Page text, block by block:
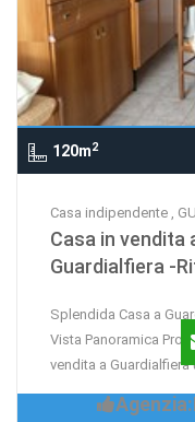
120m2
Casa indipendente ,
Casa in vendita
Guardialfiera -
Splendida Casa a
Vista Panoramica
vendita a Guardialfiera